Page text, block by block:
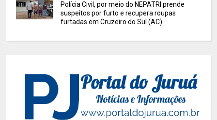
Polícia Civil, por meio do NEPATRI prende
suspeitos por furto e recupera roupas
furtadas em Cruzeiro do Sul (AC)